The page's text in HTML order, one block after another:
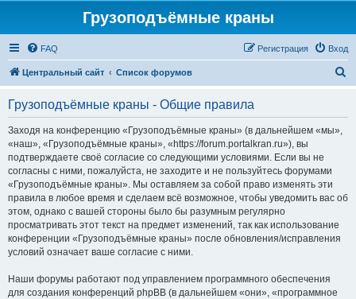
Грузоподъёмные краны
FAQ Вход
Регистрация
Центральный сайт Список форумов
Грузоподъёмные краны - Общие правила
Заходя на конференцию «Грузоподъёмные краны» (в дальнейшем «мы»,
«наш», «Грузоподъёмные краны», «https://forum.portalkran.ru»), вы
подтверждаете своё согласие со следующими условиями. Если вы не
согласны с ними, пожалуйста, не заходите и не пользуйтесь форумами
«Грузоподъёмные краны». Мы оставляем за собой право изменять эти
правила в любое время и сделаем всё возможное, чтобы уведомить вас об
этом, однако с вашей стороны было бы разумным регулярно
просматривать этот текст на предмет изменений, так как использование
конференции «Грузоподъёмные краны» после обновления/исправления
условий означает ваше согласие с ними.
Наши форумы работают под управлением программного обеспечения
для создания конференций phpBB (в дальнейшем «они», «программное